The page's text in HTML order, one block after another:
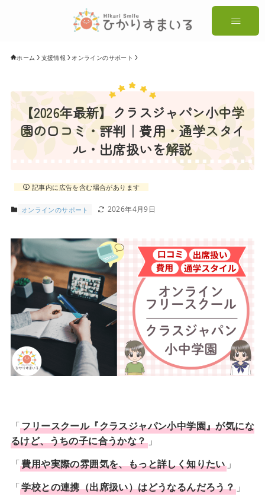
ホーム 支援情報 オンラインのサポート
【2026年最新】クラスジャパン小中学
園の口コミ・評判｜費用・通学スタイ
ル・出席扱いを解説
記事内に広告を含む場合があります
オンラインのサポート 2026年4月9日
「フリースクール『クラスジャパン小中学園』が気にな
るけど、うちの子に合うかな？」
「費用や実際の雰囲気を、もっと詳しく知りたい」
「学校との連携（出席扱い）はどうなるんだろう？ 」